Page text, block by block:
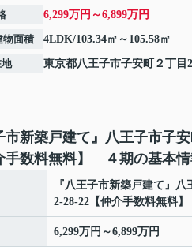
6,299万円～6,899万円
物面積 4LDK/103.34㎡～105.58㎡
東京都八王子市子安町 ２丁目
市新築戸建て』八王子市子
手数料無料】 ４期の基本情
『八王子市新築戸建て』八
2-28-22【仲介手数料無料
6,299万円～6,899万円